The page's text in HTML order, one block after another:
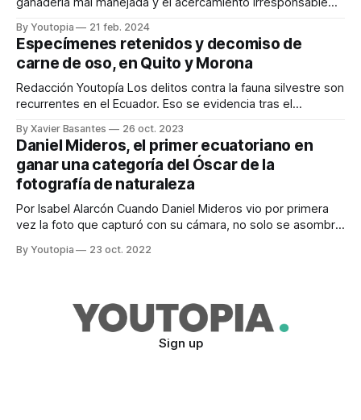
en riesgo al oso andino o de anteojos. Mientras las zonas
pobladas se expanden hacia los bosques, el hogar de
estos animales se reduce y
By Youtopia 21 feb. 2024
Especímenes retenidos y decomiso de
carne de oso, en Quito y Morona
Redacción Youtopía Los delitos contra la fauna silvestre son
recurrentes en el Ecuador. Eso se evidencia tras el
cantones de Quito y Morona. El 24 de octubre, en el sur de
Quito, se efectuó una acción de este tipo y se
By Xavier Basantes 26 oct. 2023
Daniel Mideros, el primer ecuatoriano en
ganar una categoría del Óscar de la
fotografía de naturaleza
Por Isabel Alarcón Cuando Daniel Mideros vio por primera
vez la foto que capturó con su cámara, no solo se asombró
rodea. La ganadería, la zona urbana y las industrias ahora
By Youtopia 23 oct. 2022
Sign up